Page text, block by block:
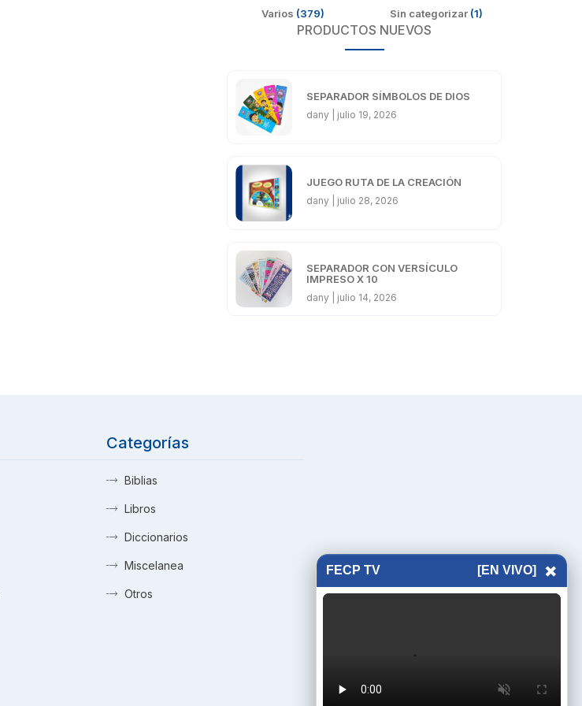
FECP TV [EN VIVO] ×
Varios (379) Sin categorizar (1)
PRODUCTOS NUEVOS
SEPARADOR SÍMBOLOS DE DIOS
dany julio 19, 2026
JUEGO RUTA DE LA CREACIÓN
dany julio 28, 2026
SEPARADOR CON VERSÍCULO
IMPRESO X 10
dany julio 14, 2026
Categorías
Biblias
Libros
Diccionarios
Miscelanea
Otros